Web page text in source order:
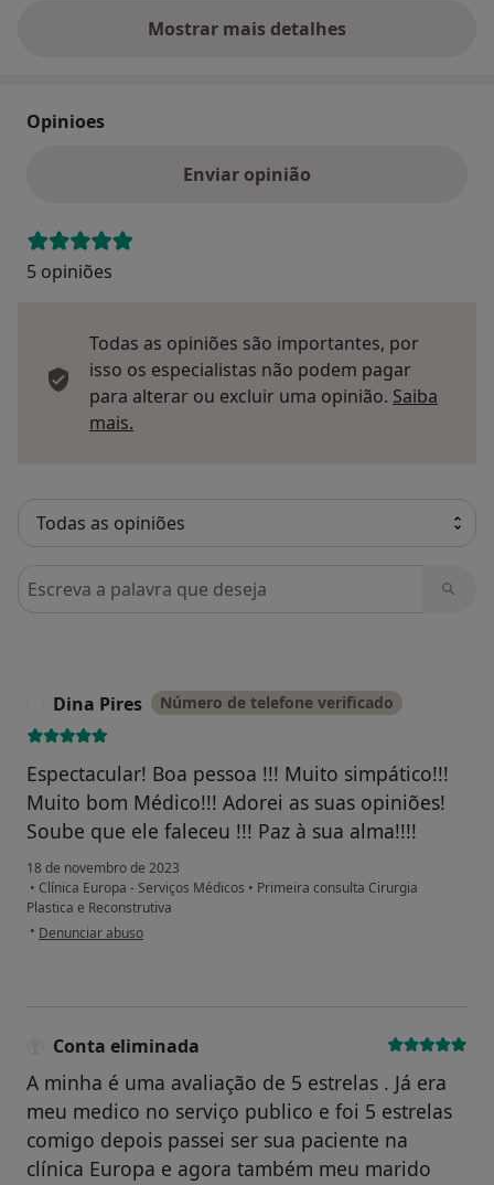
Mostrar mais detalhes
sobre o endereço
Opinioes
Enviar opinião
5 opiniões
Todas as opiniões são importantes, por
isso os especialistas não podem pagar
para alterar ou excluir uma opinião. Saiba
mais.
Pesquisar em opiniões
Dina Pires Número de telefone verificado
Espectacular! Boa pessoa !!! Muito simpático!!!
Muito bom Médico!!! Adorei as suas opiniões!
Soube que ele faleceu !!! Paz à sua alma!!!!
18 de novembro de 2023
• Clínica Europa - Serviços Médicos • Primeira consulta Cirurgia
Plastica e Reconstrutiva
• na opinião do utilizador Dina Pires
Denunciar abuso
Conta eliminada
A minha é uma avaliação de 5 estrelas . Já era
meu medico no serviço publico e foi 5 estrelas
comigo depois passei ser sua paciente na
clínica Europa e agora também meu marido